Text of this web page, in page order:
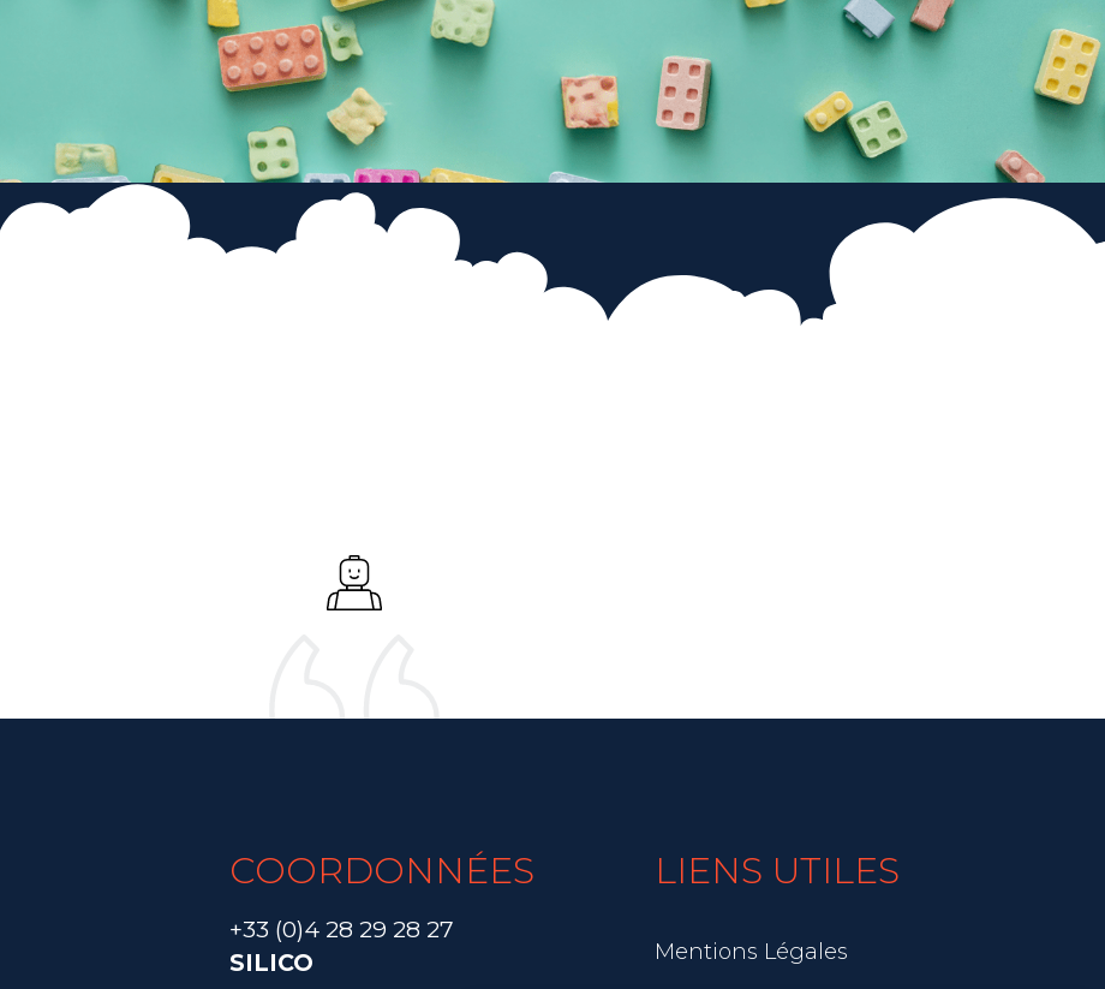
COORDONNÉES
+33 (0)4 28 29 28 27
SILICO
LIENS UTILES
Mentions Légales